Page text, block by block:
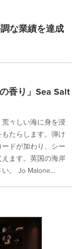
な業績を達成
香り」Sea Salt
々しい海に身を浸
たらします。弾け
ドが加わり、シー
ます。英国の海岸
。 Jo Malone...